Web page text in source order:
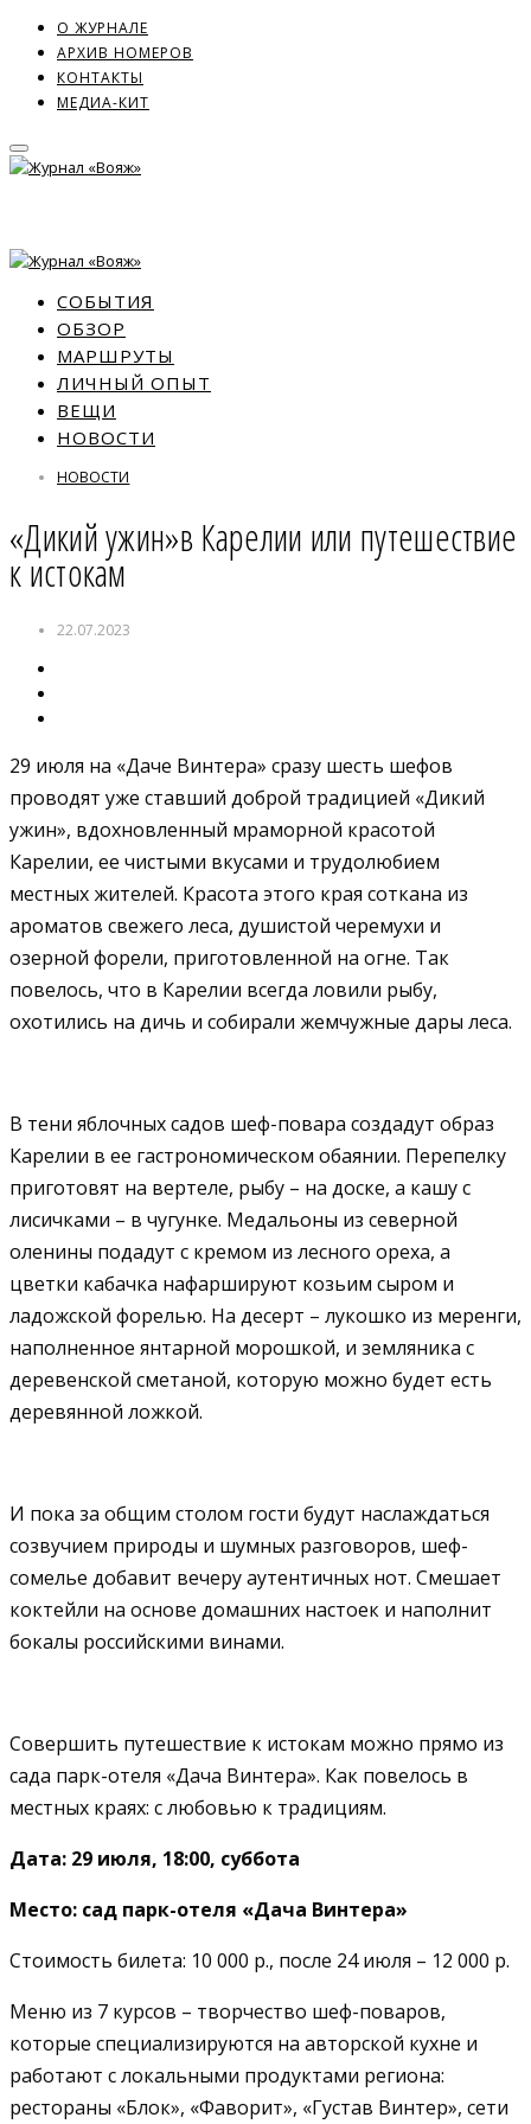
О ЖУРНАЛЕ
АРХИВ НОМЕРОВ
КОНТАКТЫ
МЕДИА-КИТ
СОБЫТИЯ
ОБЗОР
МАРШРУТЫ
ЛИЧНЫЙ ОПЫТ
ВЕЩИ
НОВОСТИ
НОВОСТИ
«Дикий ужин»в Карелии или путешествие
к истокам
22.07.2023
29 июля на «Даче Винтера» сразу шесть шефов
проводят уже ставший доброй традицией «Дикий
ужин», вдохновленный мраморной красотой
Карелии, ее чистыми вкусами и трудолюбием
местных жителей. Красота этого края соткана из
ароматов свежего леса, душистой черемухи и
озерной форели, приготовленной на огне. Так
повелось, что в Карелии всегда ловили рыбу,
охотились на дичь и собирали жемчужные дары леса.
В тени яблочных садов шеф-повара создадут образ
Карелии в ее гастрономическом обаянии. Перепелку
приготовят на вертеле, рыбу – на доске, а кашу с
лисичками – в чугунке. Медальоны из северной
оленины подадут с кремом из лесного ореха, а
цветки кабачка нафаршируют козьим сыром и
ладожской форелью. На десерт – лукошко из меренги,
наполненное янтарной морошкой, и земляника с
деревенской сметаной, которую можно будет есть
деревянной ложкой.
И пока за общим столом гости будут наслаждаться
созвучием природы и шумных разговоров, шеф-
сомелье добавит вечеру аутентичных нот. Смешает
коктейли на основе домашних настоек и наполнит
бокалы российскими винами.
Совершить путешествие к истокам можно прямо из
сада парк-отеля «Дача Винтера». Как повелось в
местных краях: с любовью к традициям.
Дата: 29 июля, 18:00, суббота
Место: сад парк-отеля «Дача Винтера»
Стоимость билета: 10 000 р., после 24 июля – 12 000 р.
Меню из 7 курсов – творчество шеф-поваров,
которые специализируются на авторской кухне и
работают с локальными продуктами региона:
рестораны «Блок», «Фаворит», «Густав Винтер», сети